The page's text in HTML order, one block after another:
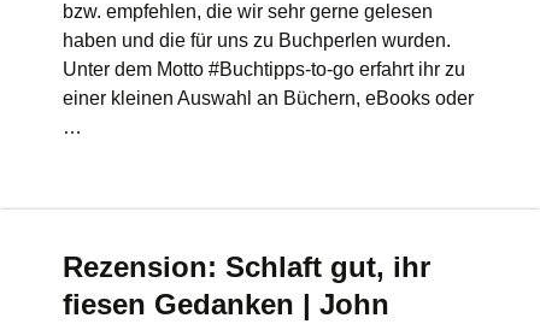
bzw. empfehlen, die wir sehr gerne gelesen
haben und die für uns zu Buchperlen wurden.
Unter dem Motto #Buchtipps-to-go erfahrt ihr zu
einer kleinen Auswahl an Büchern, eBooks oder
…
Rezension: Schlaft gut, ihr
fiesen Gedanken | John